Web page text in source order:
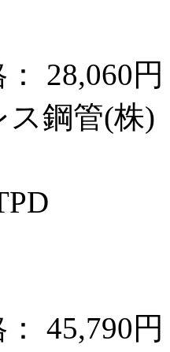
28,060円
ス鋼管(株)
45,790円